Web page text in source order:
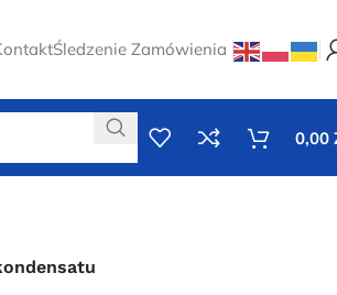
Śledzenie Zamówienia
0,00